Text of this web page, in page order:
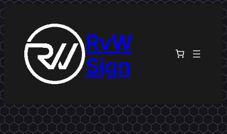
Ga
naar
de
inhoud
RvW
Sign